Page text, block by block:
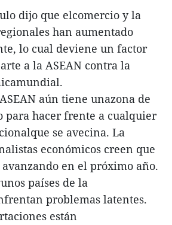
dijo que elcomercio y la
han aumentado
lo cual deviene un factor
a la ASEAN contra la
aún tiene unazona de
para hacer frente a cualquier
se avecina. La
económicos creen que
en el próximo año.
países de la
problemas latentes.
están